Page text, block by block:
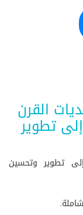
القرن
تطوير
تطوير وتحسين